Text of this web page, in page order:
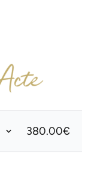
380.00€